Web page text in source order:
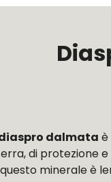
dalmata è
di protezione e
questo minerale è